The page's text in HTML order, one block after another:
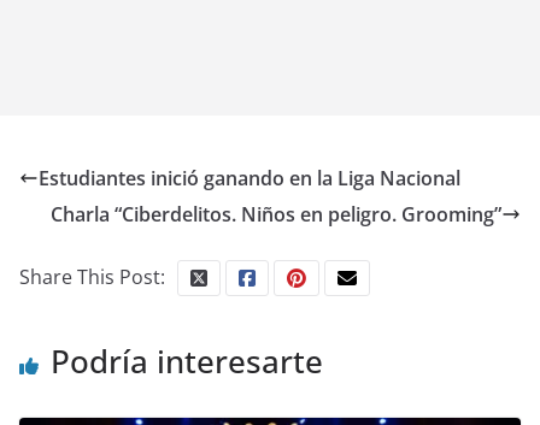
Estudiantes inició ganando en la Liga Nacional
Charla “Ciberdelitos. Niños en peligro. Grooming”
Share This Post:
Podría interesarte